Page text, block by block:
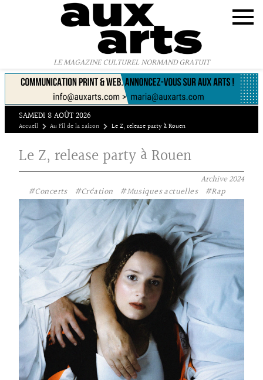
LE MAGAZINE CULTUREL NORMAND GRATUIT
SAMEDI 8 AOÛT 2026
Accueil Au Fil de la saison Le Z, release party à Rouen
Le Z, release party à Rouen
Archive2024
#Concerts
#Création #Musiques actuelles #Rap
Panneau de gestion des cookies